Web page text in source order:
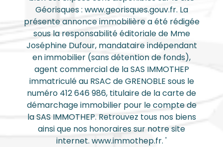
Géorisques : www.georisques.gouv.fr. La
présente annonce immobilière a été rédigée
sous la responsabilité éditoriale de Mme
Joséphine Dufour, mandataire indépendant
en immobilier (sans détention de fonds),
agent commercial de la SAS IMMOTHEP
immatriculé au RSAC de GRENOBLE sous le
numéro 412 646 986, titulaire de la carte de
démarchage immobilier pour le compte de
la SAS IMMOTHEP. Retrouvez tous nos biens
ainsi que nos honoraires sur notre site
internet. www.immothep.fr. '